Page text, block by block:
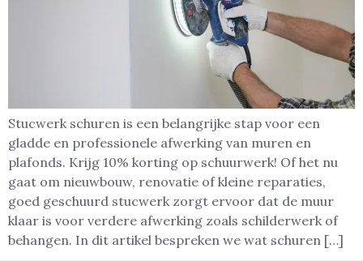
Stucwerk schuren is een belangrijke stap voor een
gladde en professionele afwerking van muren en
plafonds. Krijg 10% korting op schuurwerk! Of het nu
gaat om nieuwbouw, renovatie of kleine reparaties,
goed geschuurd stucwerk zorgt ervoor dat de muur
klaar is voor verdere afwerking zoals schilderwerk of
behangen. In dit artikel bespreken we wat schuren […]